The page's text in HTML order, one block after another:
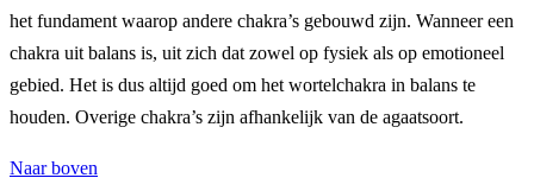
het fundament waarop andere chakra’s gebouwd zijn. Wanneer een
chakra uit balans is, uit zich dat zowel op fysiek als op emotioneel
gebied. Het is dus altijd goed om het wortelchakra in balans te
houden. Overige chakra’s zijn afhankelijk van de agaatsoort.
Naar boven